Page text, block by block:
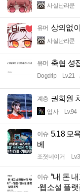
사실난라쿤
유머 상의없
사실난라쿤
유머 축협 성
Dogdrip Lv.21
계층 권희원
입사 Lv.94
이슈 5.18 모
베
조졋네이거
이슈 “내 돈
·웹소설 플